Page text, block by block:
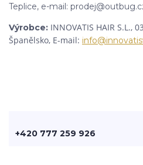
Teplice, e-mail:
Výrobce: INNOVATIS HAIR S.L.,
Španělsko, E-mail:
+420 777 259 926